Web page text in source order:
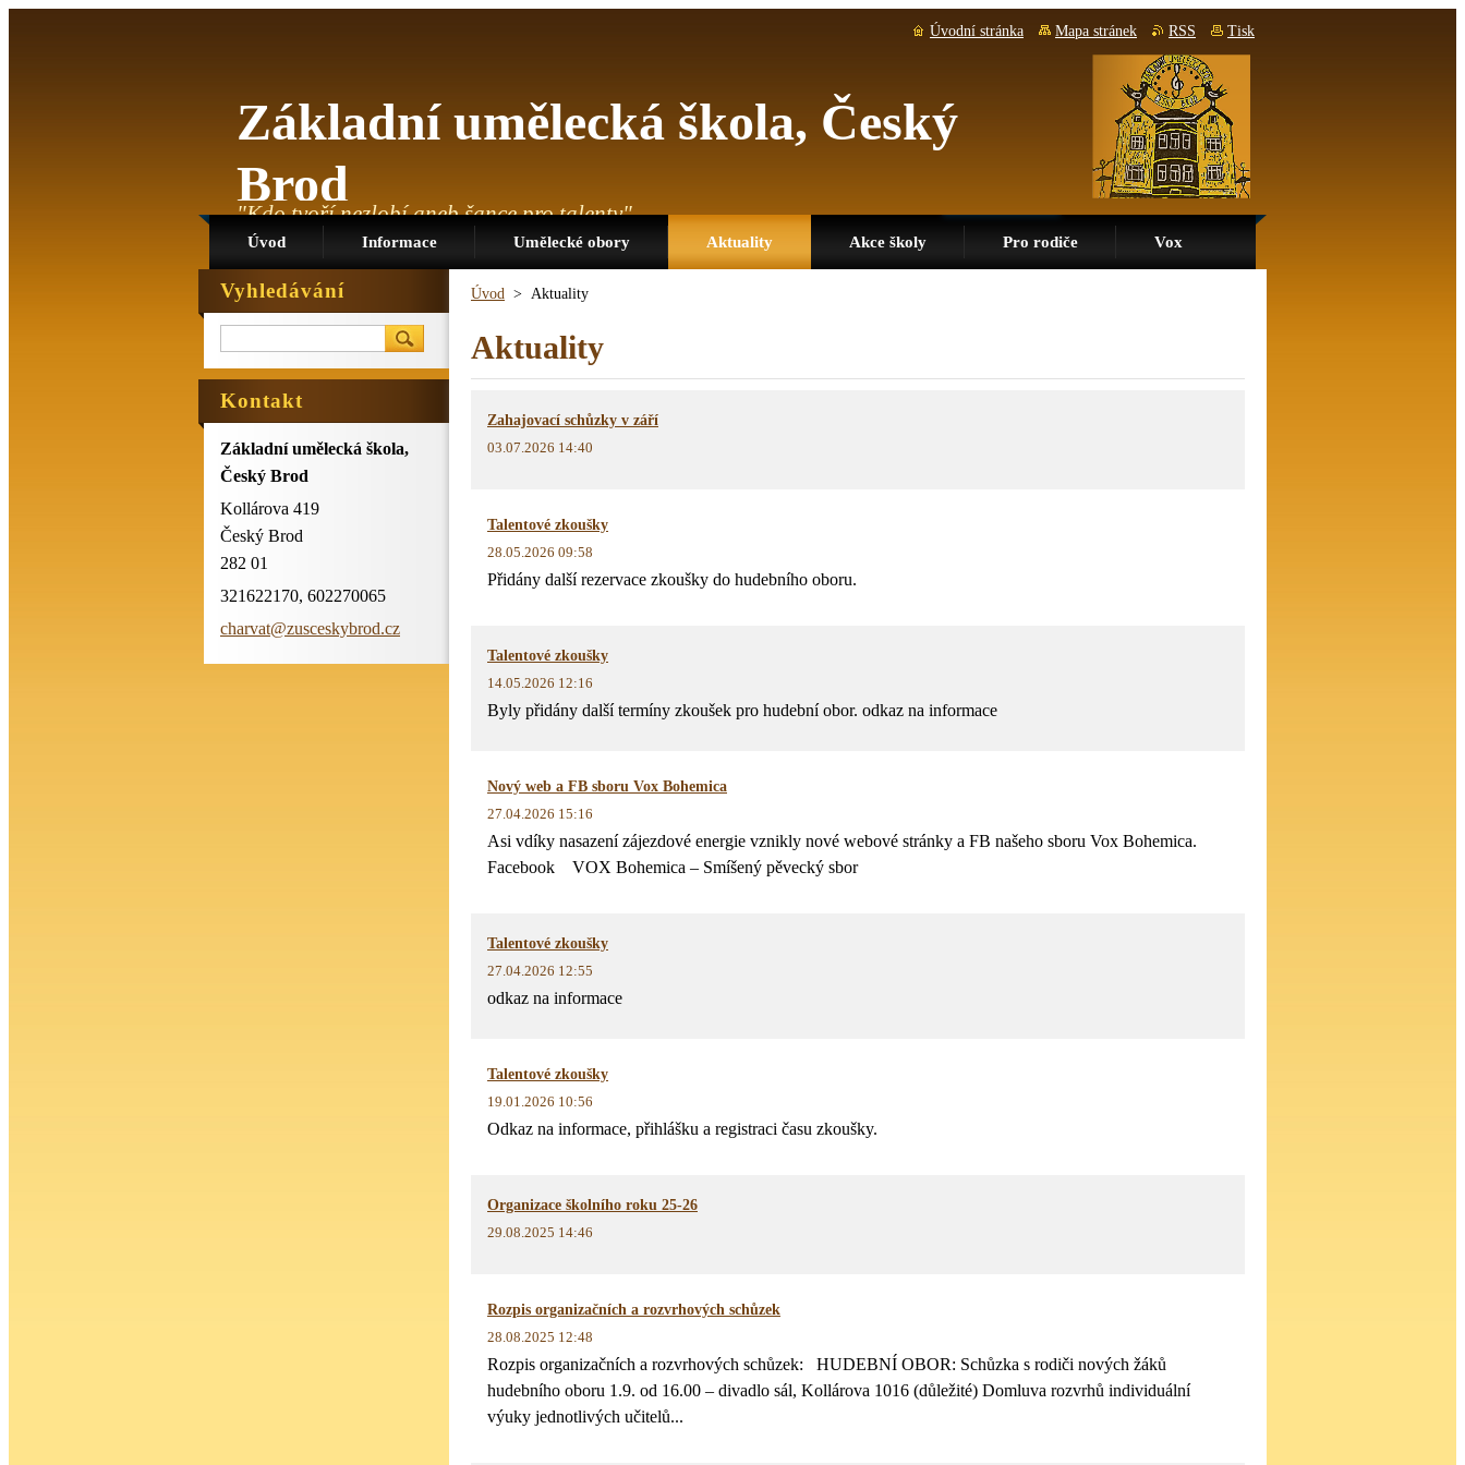
Základní umělecká škola, Český
Brod
"Kdo tvoří,nezlobí,aneb šance pro talenty"
Úvod Informace Umělecké obory Aktuality Akce školy Pro rodiče Vox
Úvod > Aktuality
Aktuality
Zahajovací schůzky v září
03.07.2026 14:40
Talentové zkoušky
28.05.2026 09:58
Přidány další rezervace zkoušky do hudebního oboru.
Talentové zkoušky
14.05.2026 12:16
Byly přidány další termíny zkoušek pro hudební obor. odkaz na informace
Nový web a FB sboru Vox Bohemica
27.04.2026 15:16
Asi vdíky nasazení zájezdové energie vznikly nové webové stránky a FB našeho sboru Vox Bohemica.
Facebook VOX Bohemica – Smíšený pěvecký sbor
Talentové zkoušky
27.04.2026 12:55
odkaz na informace
Talentové zkoušky
19.01.2026 10:56
Odkaz na informace, přihlášku a registraci času zkoušky.
Organizace školního roku 25-26
29.08.2025 14:46
Rozpis organizačních a rozvrhových schůzek
28.08.2025 12:48
Rozpis organizačních a rozvrhových schůzek: HUDEBNÍ OBOR: Schůzka s rodiči nových žáků
hudebního oboru 1.9. od 16.00 – divadlo sál, Kollárova 1016 (důležité) Domluva rozvrhů individuální
výuky jednotlivých učitelů...
Vyhledávání
Kontakt
Základní umělecká škola,
Český Brod
Kollárova 419
Český Brod
282 01
321622170, 602270065
charvat@zusceskybrod.cz
Úvodní stránka Mapa stránek RSS Tisk